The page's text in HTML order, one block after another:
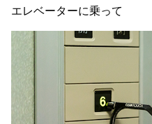
エレベーターに乗って